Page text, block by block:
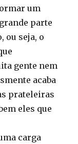
um
parte
ou seja, o
gente nem
acaba
prateleiras
eles que
carga